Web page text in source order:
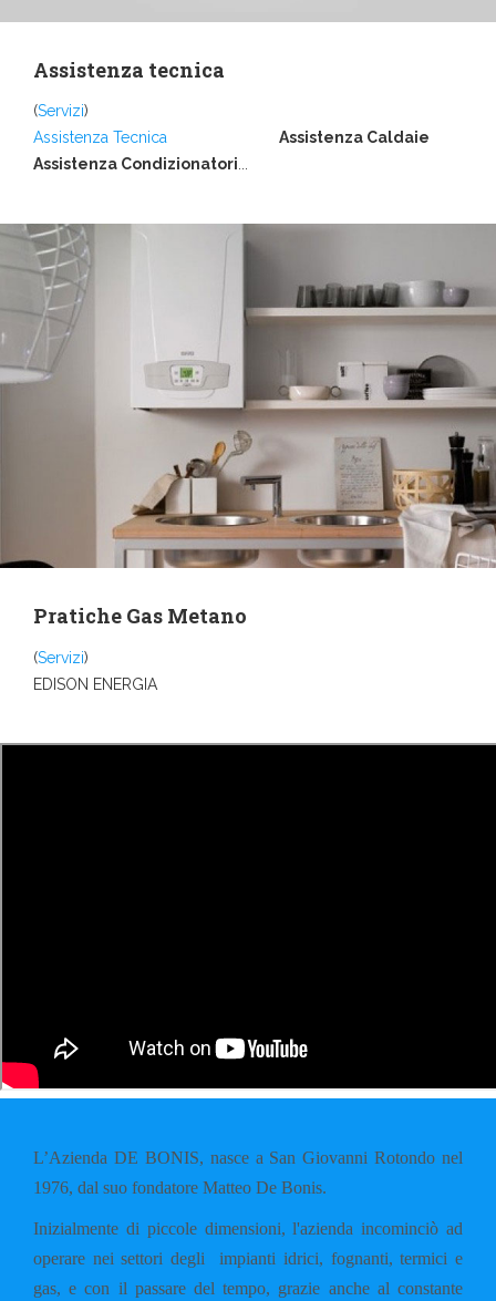
Assistenza tecnica
(Servizi)
Assistenza Tecnica
Assistenza Caldaie
Assistenza Condizionatori
Pratiche Gas Metano
(Servizi)
EDISON ENERGIA
L’Azienda DE BONIS, nasce a San Giovanni Rotondo nel
1976, dal suo fondatore Matteo De Bonis.
Inizialmente di piccole dimensioni, l'azienda incominciò ad
operare nei settori degli impianti idrici, fognanti, termici e
gas, e con il passare del tempo, grazie anche al constante